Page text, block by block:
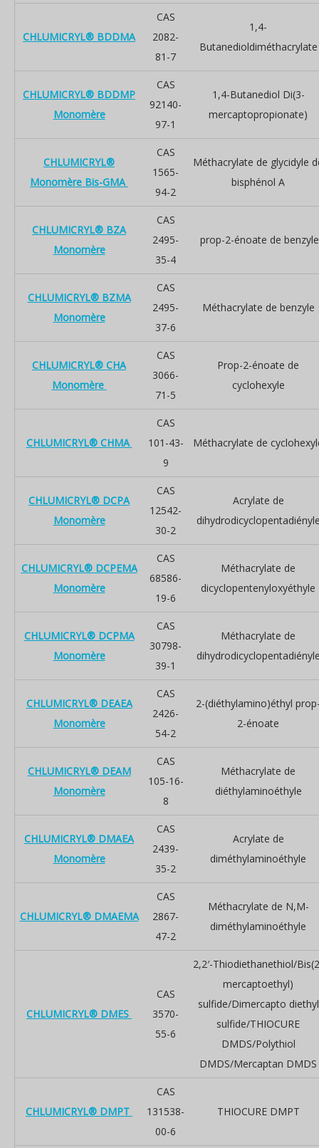
CHLUMICRYL® BDDMA
CAS
2082-
81-7
1,4-
Butanedioldiméthacrylate
CHLUMICRYL® BDDMP
Monomère
CAS
92140-
97-1
1,4-Butanediol Di(3-
mercaptopropionate)
CHLUMICRYL®
Monomère Bis-GMA
CAS
1565-
94-2
Méthacrylate de glycidyle
bisphénol A
CHLUMICRYL® BZA
Monomère
CAS
2495-
35-4
prop-2-énoate de benzyle
CHLUMICRYL® BZMA
Monomère
CAS
2495-
37-6
Méthacrylate de benzyle
CHLUMICRYL® CHA
Monomère
CAS
3066-
71-5
Prop-2-énoate de
cyclohexyle
CHLUMICRYL® CHMA
CAS
101-43-
9
Méthacrylate de
CHLUMICRYL® DCPA
Monomère
CAS
12542-
30-2
Acrylate de
CHLUMICRYL® DCPEMA
Monomère
CAS
68586-
19-6
Méthacrylate de
dicyclopentenyloxyéthyle
CHLUMICRYL® DCPMA
Monomère
CAS
30798-
39-1
Méthacrylate de
CHLUMICRYL® DEAEA
Monomère
CAS
2426-
54-2
2-(diéthylamino)éthyl
2-énoate
CHLUMICRYL® DEAM
Monomère
CAS
105-16-
8
Méthacrylate de
diéthylaminoéthyle
CHLUMICRYL® DMAEA
Monomère
CAS
2439-
35-2
Acrylate de
diméthylaminoéthyle
CHLUMICRYL® DMAEMA
CAS
2867-
47-2
Méthacrylate de N,M-
diméthylaminoéthyle
CHLUMICRYL® DMES
CAS
3570-
55-6
2,2′-Thiodiethanethiol/
mercaptoethyl)
sulfide/Dimercapto diethyl
sulfide/THIOCURE
DMDS/Polythiol
DMDS/Mercaptan DMDS
CHLUMICRYL® DMPT
CAS
131538-
00-6
THIOCURE DMPT